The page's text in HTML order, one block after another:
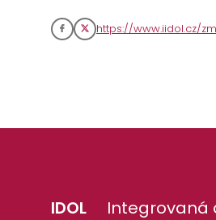
https://www.iidol.cz/
IDOL Integrovaná